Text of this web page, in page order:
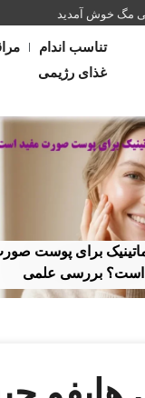
مگ خوش آمدید
تناسب اندام
غذای رژیمی
برای پوست
است؟ بررسی علمی